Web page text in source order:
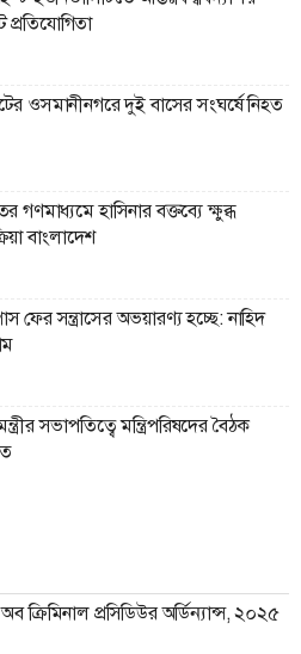
প্রতিযোগিতা
ওসমানীনগরে দুই বাসের সংঘর্ষে নিহত
গণমাধ্যমে হাসিনার বক্তব্যে ক্ষুব্ধ
বাংলাদেশ
ফের সন্ত্রাসের অভয়ারণ্য হচ্ছে: নাহিদ
সভাপতিত্বে মন্ত্রিপরিষদের বৈঠক
ক্রিমিনাল প্রসিডিউর অর্ডিন্যান্স, ২০২৫